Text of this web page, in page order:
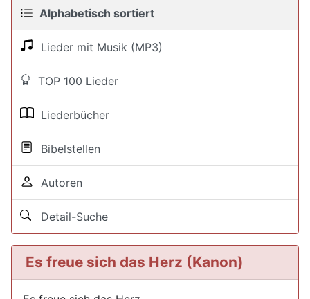
Alphabetisch sortiert
Lieder mit Musik (MP3)
TOP 100 Lieder
Liederbücher
Bibelstellen
Autoren
Detail-Suche
Es freue sich das Herz (Kanon)